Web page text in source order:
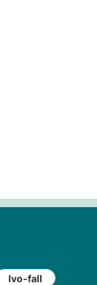
Ivo-fall